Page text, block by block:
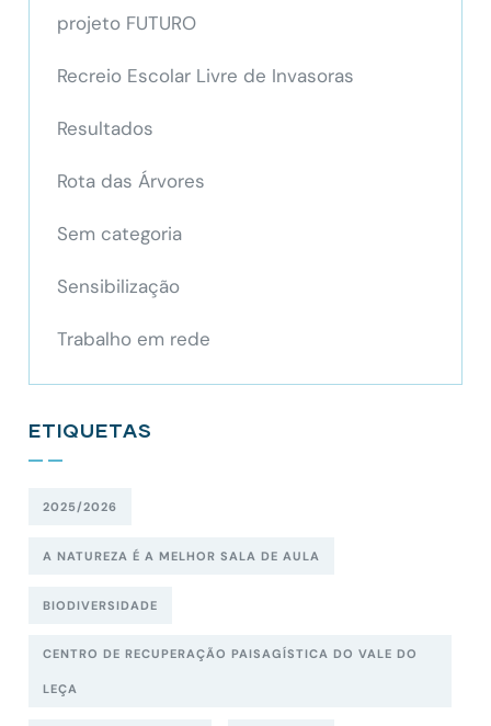
projeto FUTURO
Recreio Escolar Livre de Invasoras
Resultados
Rota das Árvores
Sem categoria
Sensibilização
Trabalho em rede
ETIQUETAS
2025/2026
A NATUREZA É A MELHOR SALA DE AULA
BIODIVERSIDADE
CENTRO DE RECUPERAÇÃO PAISAGÍSTICA DO VALE DO
LEÇA